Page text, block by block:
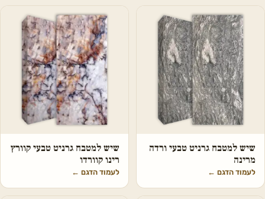
שיש למטבח גרניט טבעי ורדה
מרינה
לעמוד הדגם ←
שיש למטבח גרניט טבעי קוורץ
רינו קוורדו
לעמוד הדגם ←